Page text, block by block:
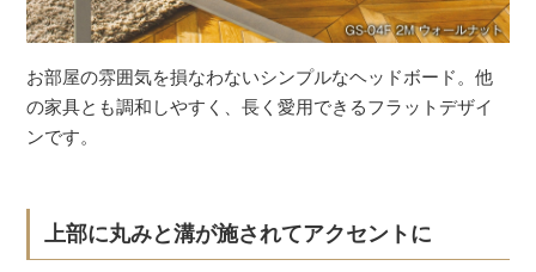
お部屋の雰囲気を損なわないシンプルなヘッドボード。他
の家具とも調和しやすく、長く愛用できるフラットデザイ
ンです。
上部に丸みと溝が施されてアクセントに